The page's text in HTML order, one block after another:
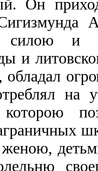
Он
силою и
и
обладал
на
которою
женою,